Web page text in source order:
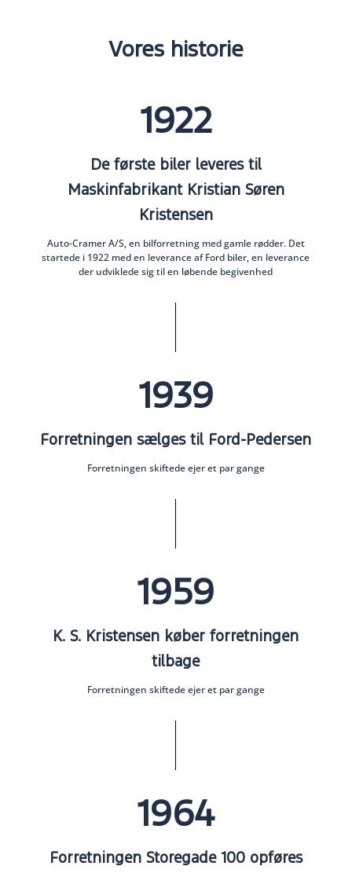
Vores historie
1922
De første biler leveres til
Maskinfabrikant Kristian Søren
Kristensen
Auto-Cramer A/S, en bilforretning med gamle rødder. Det
startede i 1922 med en leverance af Ford biler, en leverance
der udviklede sig til en løbende begivenhed
1939
Forretningen sælges til Ford-Pedersen
Forretningen skiftede ejer et par gange
1959
K. S. Kristensen køber forretningen
tilbage
Forretningen skiftede ejer et par gange
1964
Forretningen Storegade 100 opføres